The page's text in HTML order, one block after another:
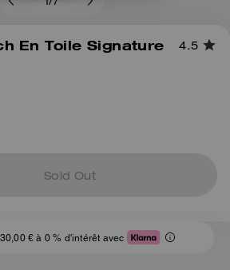
/ 7
En Toile Signature 4.5
Sold Out
€ à 0 % d'intérêt avec